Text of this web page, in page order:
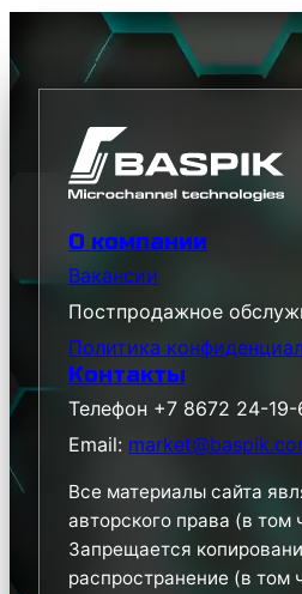
О компании
Вакансии
Постпродажное
Политика
Контакты
Телефон +7 8672 24-19-
Email:
Все материалы сайта
авторского права (в том
Запрещается
распространение (в том